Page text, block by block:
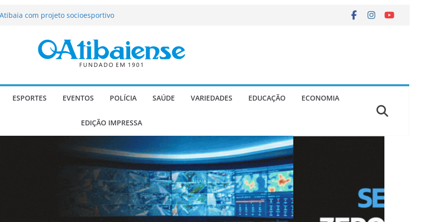
passa a contar com novo reforço
e Morango abre programação
infantis e valorização dos produtores
a deputado estadual é
ESPORTES EVENTOS POLÍCIA SAÚDE VARIEDADES EDUCAÇÃO ECONOMIA
EDIÇÃO IMPRESSA